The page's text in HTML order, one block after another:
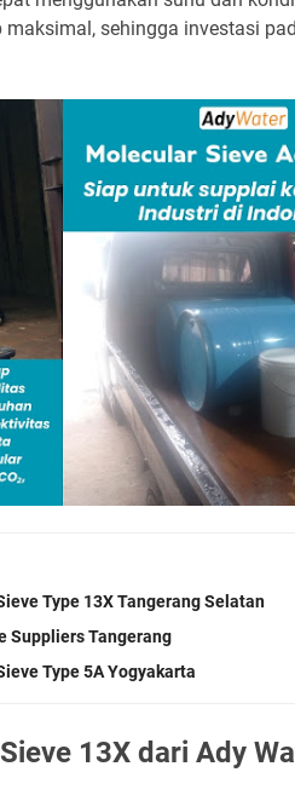
sehingga investasi
Type 13X Tangerang Selatan
Suppliers Tangerang
Type 5A Yogyakarta
13X dari Ady